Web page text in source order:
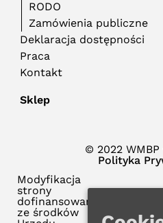
RODO
Zamówienia publiczne
Deklaracja dostępności
Praca
Kontakt
Sklep
© 2022
Polityka
Modyfikacja
strony
dofinansowana
ze środków